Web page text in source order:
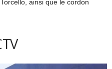
ainsi que le cordon